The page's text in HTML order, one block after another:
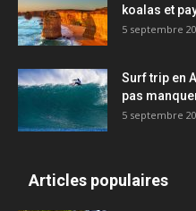
koalas et
5 septembre
Surf trip en
pas
5 septembre
Articles populaires